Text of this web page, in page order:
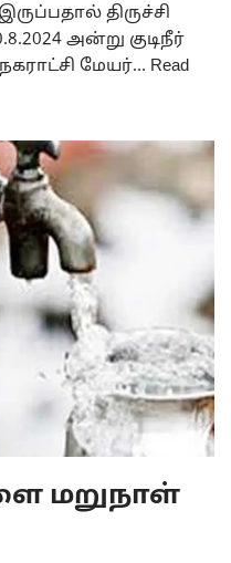
திருச்சி
அன்று குடிநீர்
மேயர்… Read
மறுநாள்